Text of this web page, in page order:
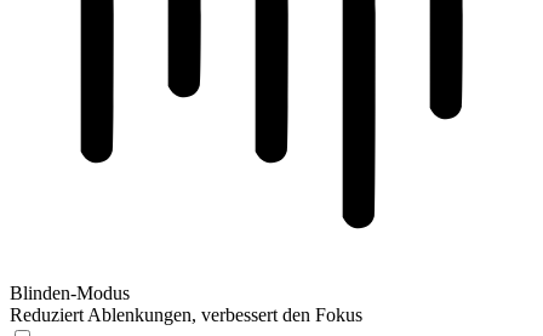
Blinden-Modus
Reduziert Ablenkungen, verbessert den Fokus